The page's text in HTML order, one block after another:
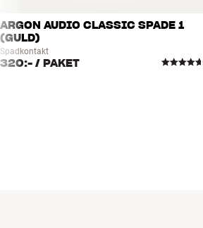
ARGON AUDIO CLASSIC SPADE 1
(GULD)
Spadkontakt
320:- / PAKET